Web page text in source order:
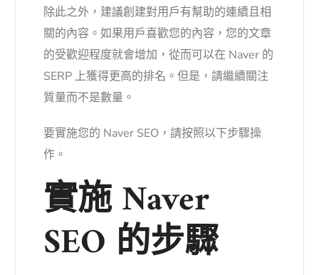
除此之外，建議創建對用戶有幫助的連續且相
關的內容。如果用戶喜歡您的內容，您的文章
的受歡迎程度就會增加，從而可以在 Naver 的
SERP 上獲得更高的排名。但是，請繼續關注
質量而不是數量。
要實施您的 Naver SEO，請按照以下步驟操
作。
實施 Naver
SEO 的步驟